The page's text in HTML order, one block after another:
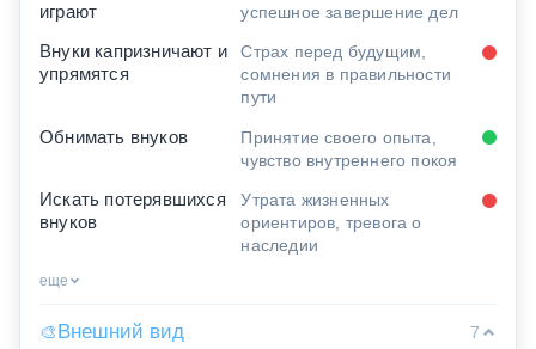
играют
успешное завершение дел
Внуки капризничают и
упрямятся
Страх перед будущим,
сомнения в правильности
пути
Обнимать внуков
Принятие своего опыта,
чувство внутреннего покоя
Искать потерявшихся
внуков
Утрата жизненных
ориентиров, тревога о
наследии
еще
🎨Внешний вид
7